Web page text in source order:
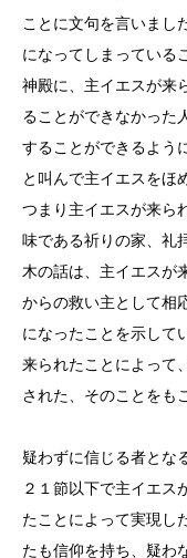
ことに文句を言いまし
になってしまっている
神殿に、主イエスが来
ることができなかった
することができるよう
と叫んで主イエスをほ
つまり主イエスが来ら
味である祈りの家、礼
木の話は、主イエスが
からの救い主として相
になったことを示して
来られたことによって
された、そのことをも
疑わずに信じる者とな
２１節以下で主イエス
たことによって実現し
たも信仰を持ち、疑わ